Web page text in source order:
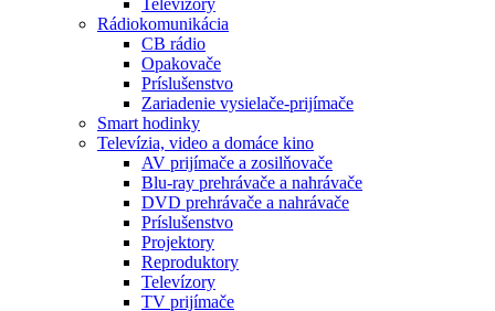
Rádiokomunikácia
CB rádio
Opakovače
Príslušenstvo
Zariadenie vysielače-prijímače
Smart hodinky
Televízia, video a domáce kino
AV prijímače a zosilňovače
Blu-ray prehrávače a nahrávače
DVD prehrávače a nahrávače
Príslušenstvo
Projektory
Reproduktory
Televízory
TV prijímače